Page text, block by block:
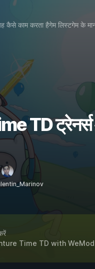
कैसे काम करता हैगेम लिस्टगेम के
TD ट्रेनर्स
Time TD with WeMod